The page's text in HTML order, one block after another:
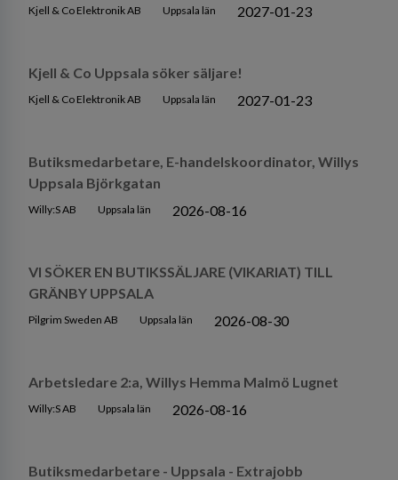
Kjell & Co Elektronik AB Uppsala län 2027-01-23
Kjell & Co Uppsala söker säljare!
Kjell & Co Elektronik AB Uppsala län 2027-01-23
Butiksmedarbetare, E-handelskoordinator, Willys
Uppsala Björkgatan
Willy:S AB Uppsala län 2026-08-16
VI SÖKER EN BUTIKSSÄLJARE (VIKARIAT) TILL
GRÄNBY UPPSALA
Pilgrim Sweden AB Uppsala län 2026-08-30
Arbetsledare 2:a, Willys Hemma Malmö Lugnet
Willy:S AB Uppsala län 2026-08-16
Butiksmedarbetare - Uppsala - Extrajobb